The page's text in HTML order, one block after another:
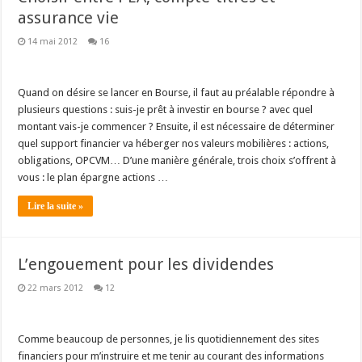
assurance vie
14 mai 2012 16
Quand on désire se lancer en Bourse, il faut au préalable répondre à
plusieurs questions : suis-je prêt à investir en bourse ? avec quel
montant vais-je commencer ? Ensuite, il est nécessaire de déterminer
quel support financier va héberger nos valeurs mobilières : actions,
obligations, OPCVM… D’une manière générale, trois choix s’offrent à
vous : le plan épargne actions …
Lire la suite »
L’engouement pour les dividendes
22 mars 2012 12
Comme beaucoup de personnes, je lis quotidiennement des sites
financiers pour m’instruire et me tenir au courant des informations